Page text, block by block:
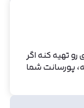
تهیه کنه اگر
پورسانت شما